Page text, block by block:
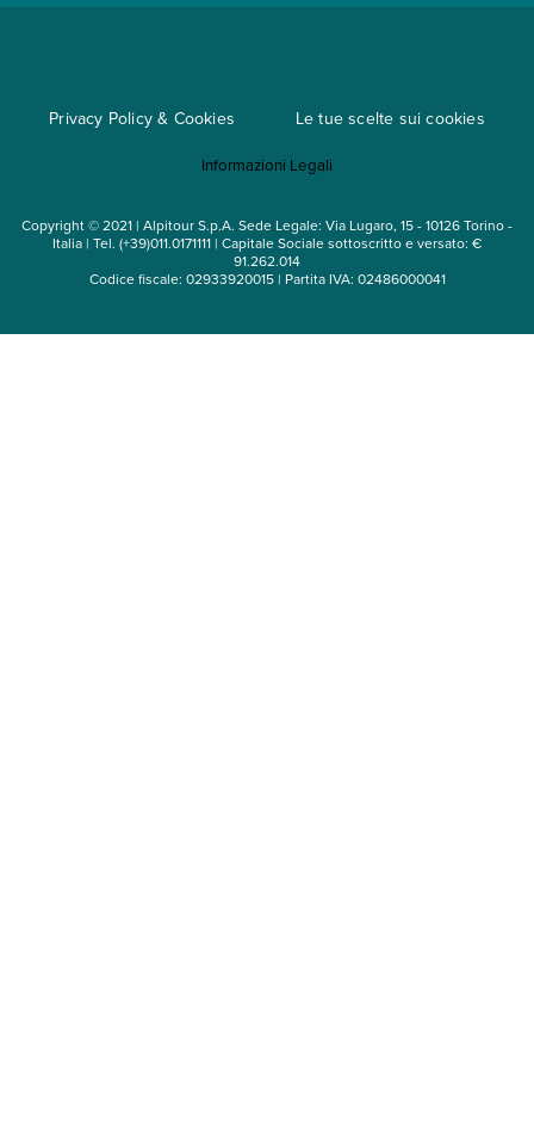
Mappa del sito
Privacy Policy & Cookies Le tue scelte sui cookies
Informazioni Legali
Copyright © 2021 | Alpitour S.p.A. Sede Legale: Via Lugaro, 15 - 10126 Torino -
Italia | Tel. (+39)011.0171111 | Capitale Sociale sottoscritto e versato: €
91.262.014
Codice fiscale: 02933920015 | Partita IVA: 02486000041